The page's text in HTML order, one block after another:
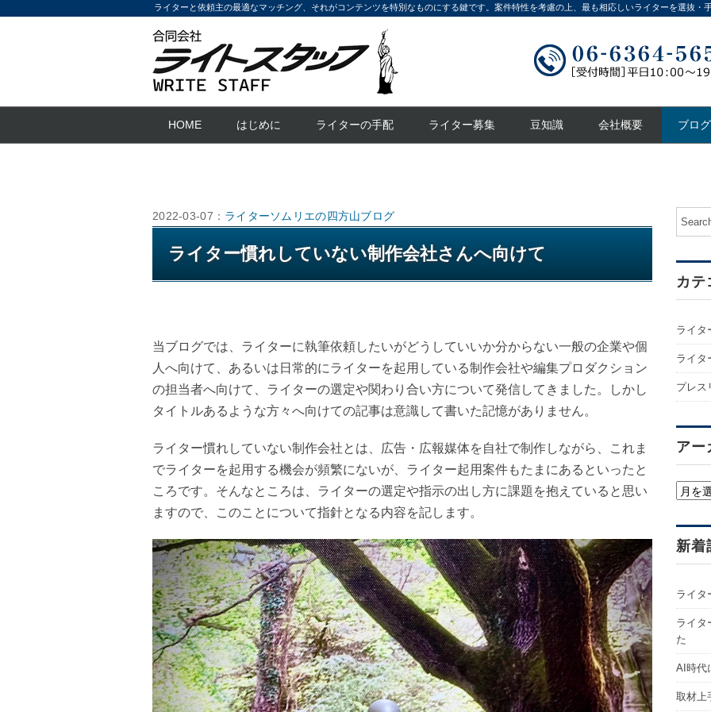
ライターと依頼主の最適なマッチング、それがコンテンツを特別なものにする鍵です。案件特性を考慮の上、最も相応しいライターを選抜・
HOME はじめに ライターの手配 ライター募集 豆知識 会社概要 ブログ
2022-03-07： ライターソムリエの四方山ブログ
ライター慣れしていない制作会社さんへ向けて
当ブログでは、ライターに執筆依頼したいがどうしていいか分からない一般の企業や個
人へ向けて、あるいは日常的にライターを起用している制作会社や編集プロダクション
の担当者へ向けて、ライターの選定や関わり合い方について発信してきました。しかし
タイトルあるような方々へ向けての記事は意識して書いた記憶がありません。
ライター慣れしていない制作会社とは、広告・広報媒体を自社で制作しながら、これま
でライターを起用する機会が頻繁にないが、ライター起用案件もたまにあるといったと
ころです。そんなところは、ライターの選定や指示の出し方に課題を抱えていると思い
ますので、このことについて指針となる内容を記します。
カテ
ライタ
ライタ
プレス
アー
ア
カ
イ
ブ
新着
ライタ
ライタ
た
AI時代
取材上